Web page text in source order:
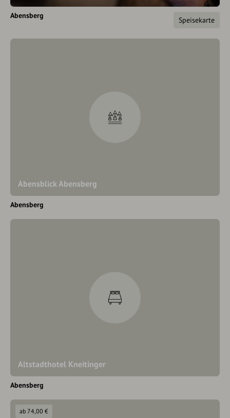
Abensberg Speisekarte
Abensblick Abensberg
Abensberg
Altstadthotel Kneitinger
Abensberg
ab 74,00 €